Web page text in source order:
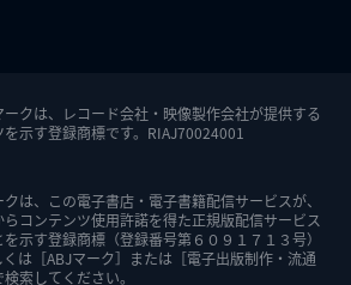
ークは、レコード会社・映像製作会社が提供する
を示す登録商標です。RIAJ70024001
クは、この電子書店・電子書籍配信サービスが、
コンテンツ使用許諾を得た正規版配信サービス
示す登録商標（登録番号第６０９１７１３号）
くは［ABJマーク］または［電子出版制作・流通
索してください。